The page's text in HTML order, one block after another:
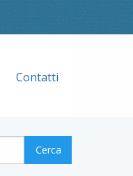
Contatti